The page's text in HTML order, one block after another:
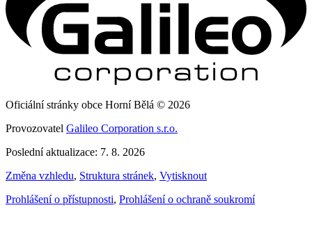
Oficiální stránky obce Horní Bělá © 2026
Provozovatel Galileo Corporation s.r.o.
Poslední aktualizace: 7. 8. 2026
Změna vzhledu, Struktura stránek, Vytisknout
Prohlášení o přístupnosti, Prohlášení o ochraně soukromí